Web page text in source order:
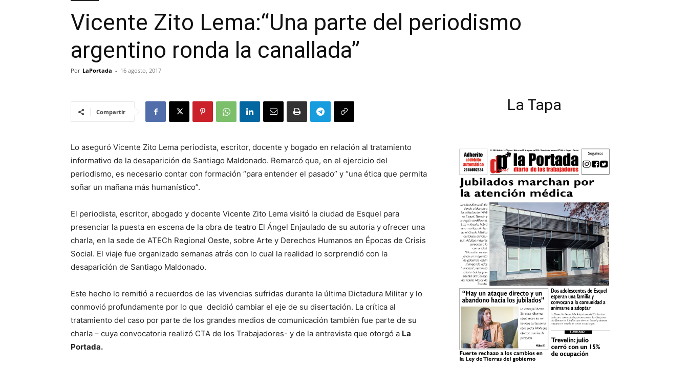
Vicente Zito Lema:“Una parte del periodismo
argentino ronda la canallada”
Por LaPortada - 16 agosto, 2017
Compartir
Lo aseguró Vicente Zito Lema periodista, escritor, docente y bogado en relación al tratamiento
informativo de la desaparición de Santiago Maldonado. Remarcó que, en el ejercicio del
periodismo, es necesario contar con formación “para entender el pasado” y “una ética que permita
soñar un mañana más humanístico”.
El periodista, escritor, abogado y docente Vicente Zito Lema visitó la ciudad de Esquel para
presenciar la puesta en escena de la obra de teatro El Ángel Enjaulado de su autoría y ofrecer una
charla, en la sede de ATECh Regional Oeste, sobre Arte y Derechos Humanos en Épocas de Crisis
Social. El viaje fue organizado semanas atrás con lo cual la realidad lo sorprendió con la
desaparición de Santiago Maldonado.
Este hecho lo remitió a recuerdos de las vivencias sufridas durante la última Dictadura Militar y lo
conmovió profundamente por lo que decidió cambiar el eje de su disertación. La crítica al
tratamiento del caso por parte de los grandes medios de comunicación también fue parte de su
charla – cuya convocatoria realizó CTA de los Trabajadores- y de la entrevista que otorgó a La
Portada.
La Tapa